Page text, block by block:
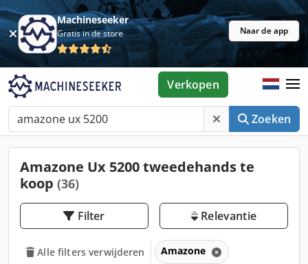
Machineseeker
Gratis in de store Naar de app
Zoeken
Verkopen
Amazone Ux 5200 tweedehands te
koop (36)
Filter Relevantie
Alle filters verwijderen Amazone